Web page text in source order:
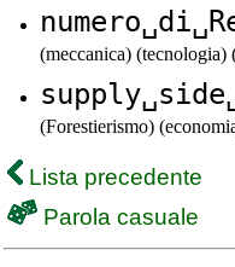
(meccanica)
(Forestierismo)
Lista precedente
Parola casuale